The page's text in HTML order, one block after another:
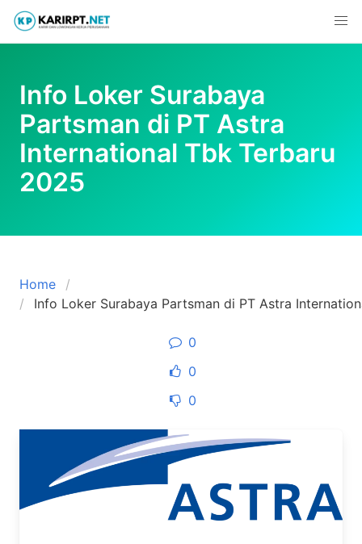
Skip
content
Info Loker Surabaya
Partsman di PT Astra
International Tbk Terbaru
2025
Home
Info Loker Surabaya Partsman di PT Astra
0
0
0